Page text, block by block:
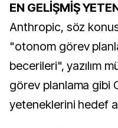
EN GELİŞMİŞ
Anthropic, söz
"otonom görev
becerileri", yazılım
görev planlama gibi
yeteneklerini hedef